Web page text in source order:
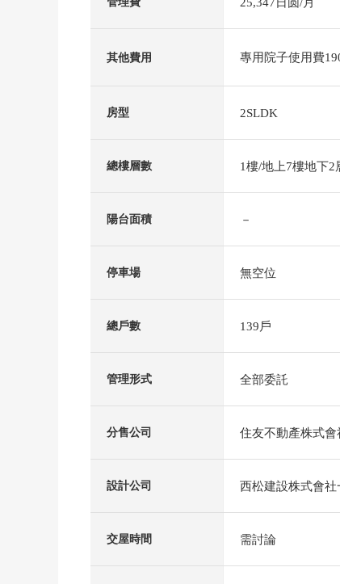
其他費用 專用院子使用費
房型 2SLDK
總樓層數 1樓/地上7樓地下2
陽台面積 －
停車場 無空位
總戶數 139戶
管理形式 全部委託
分售公司 住友不動產株式會
設計公司 西松建設株式會
交屋時間 需討論